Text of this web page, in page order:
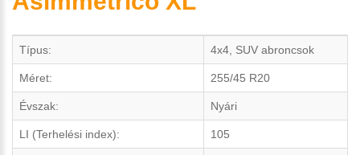
Típus: 4x4, SUV abroncsok
Méret: 255/45 R20
Évszak: Nyári
LI (Terhelési index): 105